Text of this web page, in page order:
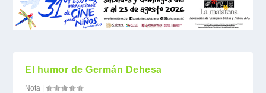
El humor de Germán Dehesa
Nota |